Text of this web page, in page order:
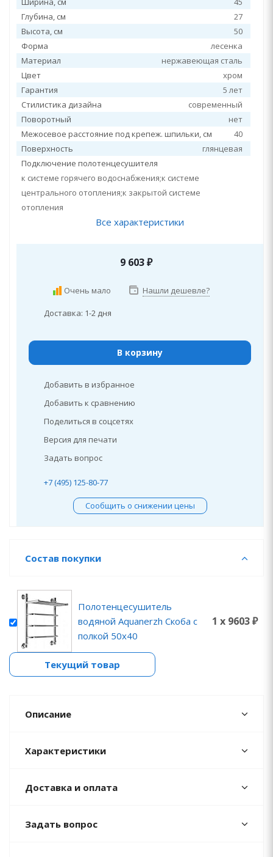
Глубина, см
27
Высота, см
50
Форма
лесенка
Материал
нержавеющая сталь
Цвет
хром
Гарантия
5 лет
Стилистика дизайна
современный
Поворотный
нет
Межосевое расстояние под крепеж. шпильки, см
40
Поверхность
глянцевая
Подключение полотенцесушителя
к системе горячего водоснабжения;к системе
центрального отопления;к закрытой системе
отопления
Все характеристики
9 603₽
Очень мало Нашли дешевле?
Доставка: 1-2 дня
В корзину
Добавить в избранное
Добавить к сравнению
Поделиться в соцсетях
Версия для печати
Задать вопрос
+7 (495) 125-80-77
Сообщить о снижении цены
Состав покупки
Полотенцесушитель
водяной Aquanerzh Скоба с
полкой 50х40
1 x 9603 ₽
Текущий товар
Описание
Характеристики
Доставка и оплата
Задать вопрос